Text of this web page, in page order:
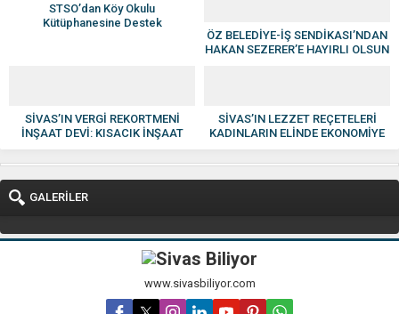
STSO’dan Köy Okulu
Kütüphanesine Destek
ÖZ BELEDİYE-İŞ SENDİKASI’NDAN
HAKAN SEZERER’E HAYIRLI OLSUN
SİVAS’IN VERGİ REKORTMENİ
İNŞAAT DEVİ: KISACIK İNŞAAT
GÜVEN VE KALİTENİN ADI OLDU
SİVAS’IN LEZZET REÇETELERİ
KADINLARIN ELİNDE EKONOMİYE
KAZANDIRILIYOR
GALERİLER
www.sivasbiliyor.com